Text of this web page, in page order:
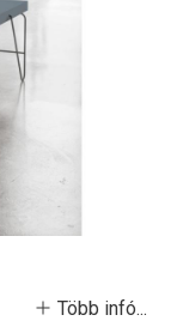
Több infó...